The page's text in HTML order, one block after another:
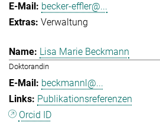
becker-effler@...
Verwaltung
Lisa Marie Beckmann
Doktorandin
beckmannl@...
Publikationsreferenzen
Orcid ID